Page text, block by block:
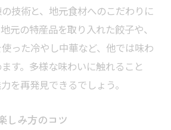
技術と、地元食材へのこだわりに
元の特産品を取り入れた餃子や、
った冷やし中華など、他では味わ
す。多様な味わいに触れること
を再発見できるでしょう。
しみ方のコツ